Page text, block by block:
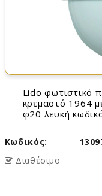
lido φωτιστικό πλαστικό εξωτερικού χώρου
κρεμαστό 1964
φ20 λευκή
Κωδικός:
Διαθέσιμο